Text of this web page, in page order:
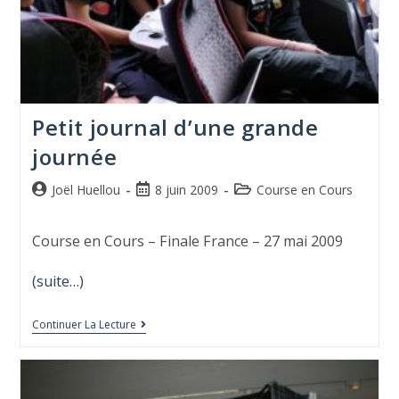
Petit journal d’une grande
journée
Joël Huellou 8 juin 2009 Course en Cours
Course en Cours – Finale France – 27 mai 2009
(suite…)
Continuer La Lecture